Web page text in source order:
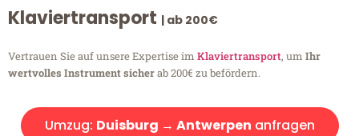
Klaviertransport | ab 200€
Vertrauen Sie auf unsere Expertise im Klaviertransport, um Ihr
wertvolles Instrument sicherab 200€ zu befördern.
Umzug: Duisburg → Antwerpen anfragen